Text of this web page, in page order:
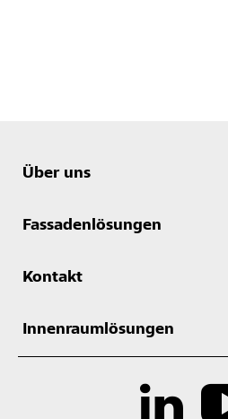
Über uns
Fassadenlösungen
Kontakt
Innenraumlösungen